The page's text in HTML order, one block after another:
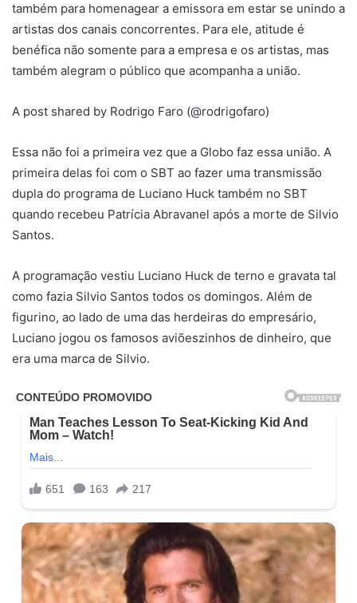
também para homenagear a emissora em estar se unindo a
artistas dos canais concorrentes. Para ele, atitude é
benéfica não somente para a empresa e os artistas, mas
também alegram o público que acompanha a união.
A post shared by Rodrigo Faro (@rodrigofaro)
Essa não foi a primeira vez que a Globo faz essa união. A
primeira delas foi com o SBT ao fazer uma transmissão
dupla do programa de Luciano Huck também no SBT
quando recebeu Patrícia Abravanel após a morte de Silvio
Santos.
A programação vestiu Luciano Huck de terno e gravata tal
como fazia Silvio Santos todos os domingos. Além de
figurino, ao lado de uma das herdeiras do empresário,
Luciano jogou os famosos aviõeszinhos de dinheiro, que
era uma marca de Silvio.